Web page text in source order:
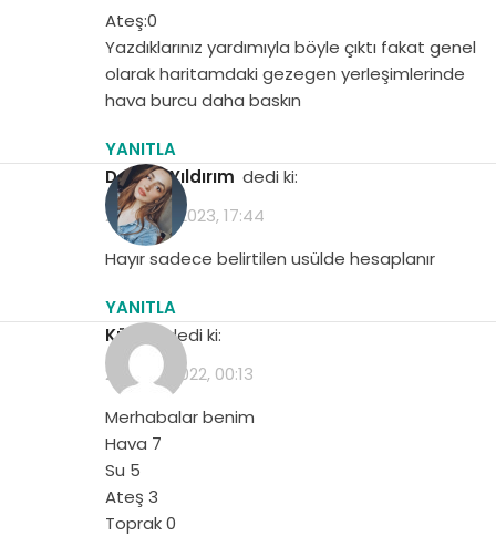
Ateş:0
Yazdıklarınız yardımıyla böyle çıktı fakat genel
olarak haritamdaki gezegen yerleşimlerinde
hava burcu daha baskın
YANITLA
Demet Yıldırım dedi ki:
26 Mayıs 2023, 17:44
Hayır sadece belirtilen usülde hesaplanır
YANITLA
Kübra
dedi ki:
23 Mart 2022, 00:13
Merhabalar benim
Hava 7
Su 5
Ateş 3
Toprak 0